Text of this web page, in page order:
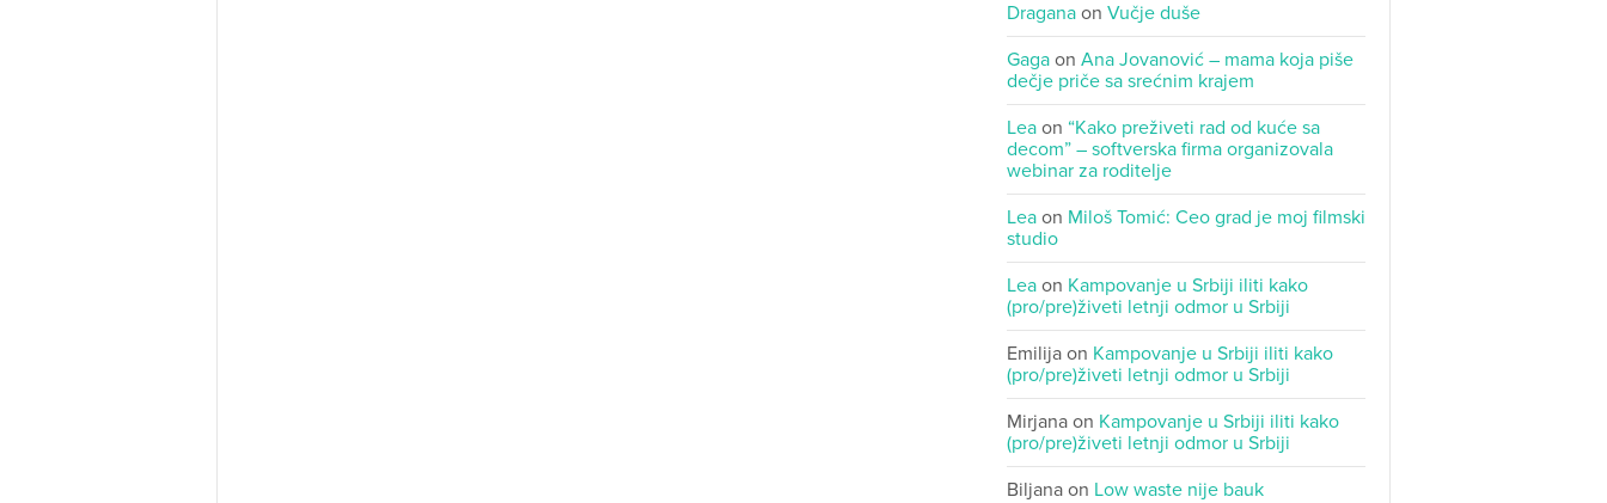
Dragana on Vučje duše
Gaga on Ana Jovanović – mama koja piše
dečje priče sa srećnim krajem
Lea on “Kako preživeti rad od kuće sa
decom” – softverska firma organizovala
webinar za roditelje
Lea on Miloš Tomić: Ceo grad je moj filmski
studio
Lea on Kampovanje u Srbiji iliti kako
(pro/pre)živeti letnji odmor u Srbiji
Emilija on Kampovanje u Srbiji iliti kako
(pro/pre)živeti letnji odmor u Srbiji
Mirjana on Kampovanje u Srbiji iliti kako
(pro/pre)živeti letnji odmor u Srbiji
Biljana on Low waste nije bauk